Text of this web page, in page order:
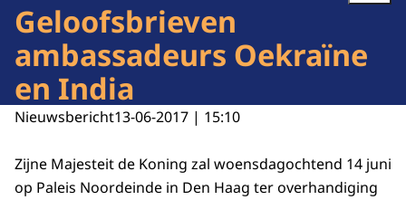
Geloofsbrieven
ambassadeurs Oekraïne
en India
Nieuwsbericht13-06-2017 | 15:10
Zijne Majesteit de Koning zal woensdagochtend 14 juni
op Paleis Noordeinde in Den Haag ter overhandiging